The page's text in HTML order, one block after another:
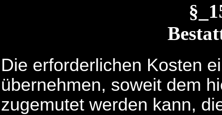
Die erforderlichen Kosten
übernehmen, soweit dem
zugemutet werden kann,